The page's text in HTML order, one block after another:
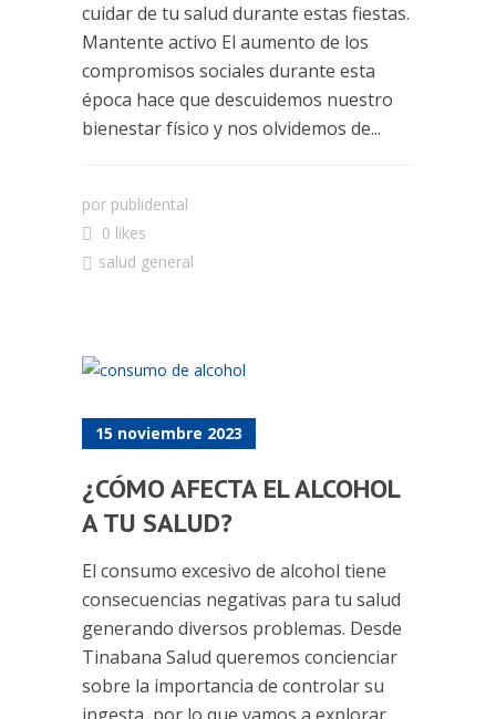
cuidar de tu salud durante estas fiestas.
Mantente activo El aumento de los
compromisos sociales durante esta
época hace que descuidemos nuestro
bienestar físico y nos olvidemos de...
por publidental
0 likes
salud general
15 noviembre 2023
¿CÓMO AFECTA EL ALCOHOL
A TU SALUD?
El consumo excesivo de alcohol tiene
consecuencias negativas para tu salud
generando diversos problemas. Desde
Tinabana Salud queremos concienciar
sobre la importancia de controlar su
ingesta, por lo que vamos a explorar